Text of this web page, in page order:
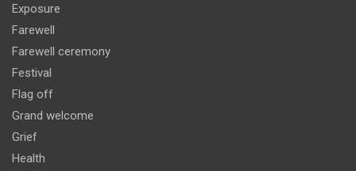
Exposure
Farewell
Farewell ceremony
Festival
Flag off
Grand welcome
Grief
Health